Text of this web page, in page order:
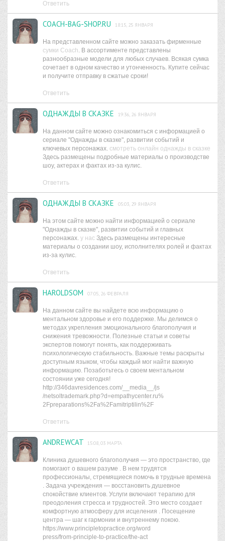
Ответить
COACH-BAG-SHOP.RU 18:15, 25 ЯНВАРЯ
На представленном сайте можно заказать фирменные
сумки Coach . В ассортименте представлены
разнообразные модели для любых случаев. Всякая сумка
сочетает в одном качество и утонченность. Купите сейчас
и получите отправку в сжатые сроки!
Ответить
ОДНАЖДЫ В СКАЗКЕ 19:36, 26 ЯНВАРЯ
На данном сайте можно ознакомиться с информацией о
сериале "Однажды в сказке", развитии событий и
ключевых персонажах. смотреть онлайн однажды в сказке
Здесь размещены подробные материалы о производстве
шоу, актерах и фактах из-за кулис.
Ответить
ОДНАЖДЫ В СКАЗКЕ 05:03, 29 ЯНВАРЯ
На этом сайте можно найти информацией о сериале
"Однажды в сказке", развитии событий и главных
персонажах. у нас Здесь размещены интересные
материалы о создании шоу, исполнителях ролей и фактах
из-за кулис.
Ответить
HAROLDSOM 07:05, 26 ФЕВРАЛЯ
На данном сайте вы найдете всю информацию о
ментальном здоровье и его поддержке. Мы делимся о
методах укрепления эмоционального благополучия и
снижения тревожности. Полезные статьи и советы
экспертов помогут понять, как поддерживать
психологическую стабильность. Важные темы раскрыты
доступным языком, чтобы каждый мог найти важную
информацию. Позаботьтесь о своем ментальном
состоянии уже сегодня!
http://346davresidences.com/__media__/js
/netsoltrademark.php?d=empathycenter.ru%
2Fpreparations%2Fa%2Famitriptilin%2F
Ответить
ANDREWCAT 15:08, 03 МАРТА
Клиника душевного благополучия — это пространство, где
помогают о вашем разуме . В нем трудятся
профессионалы, стремящиеся помочь в трудные времена
. Задача учреждения — восстановить душевное
спокойствие клиентов. Услуги включают терапию для
преодоления стресса и трудностей. Это место создает
комфортную атмосферу для исцеления . Посещение
центра — шаг к гармонии и внутреннему покою.
https://www.principletopractice.org/word
press/from-principle-to-practice/the-act